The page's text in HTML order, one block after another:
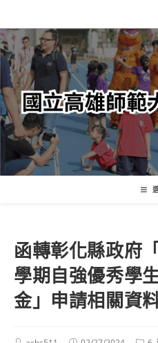
轉
至
主
內
容
函轉彰化縣政府
學期自強優秀學
金」申請相關資